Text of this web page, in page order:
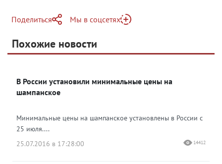
Поделиться
Telegram
Одноклассники
Мы в соцсетях
Яндекс Дзен
Похожие новости
В России установили минимальные цены на
шампанское
Минимальные цены на шампанское установлены в России с
25 июля....
25.07.2016 в 17:28:00
14412